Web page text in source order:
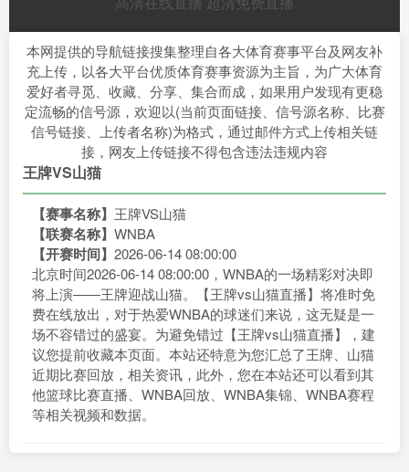
本网提供的导航链接搜集整理自各大体育赛事平台及网友补
充上传，以各大平台优质体育赛事资源为主旨，为广大体育
爱好者寻觅、收藏、分享、集合而成，如果用户发现有更稳
定流畅的信号源，欢迎以(当前页面链接、信号源名称、比赛
信号链接、上传者名称)为格式，通过邮件方式上传相关链
接，网友上传链接不得包含违法违规内容
王牌VS山猫
【赛事名称】 王牌VS山猫
【联赛名称】 WNBA
【开赛时间】 2026-06-14 08:00:00
北京时间2026-06-14 08:00:00，WNBA的一场精彩对决即
将上演——王牌迎战山猫。【王牌vs山猫直播】将准时免
费在线放出，对于热爱WNBA的球迷们来说，这无疑是一
场不容错过的盛宴。为避免错过【王牌vs山猫直播】，建
议您提前收藏本页面。本站还特意为您汇总了王牌、山猫
近期比赛回放，相关资讯，此外，您在本站还可以看到其
他篮球比赛直播、WNBA回放、WNBA集锦、WNBA赛程
等相关视频和数据。